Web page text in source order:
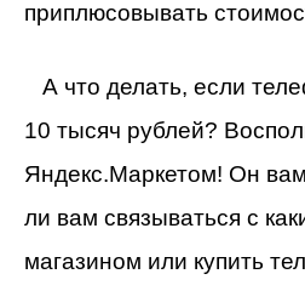
приплюсовывать
А что делать, если
10 тысяч рублей?
Яндекс.Маркетом! Он
ли вам связываться с
магазином или купить